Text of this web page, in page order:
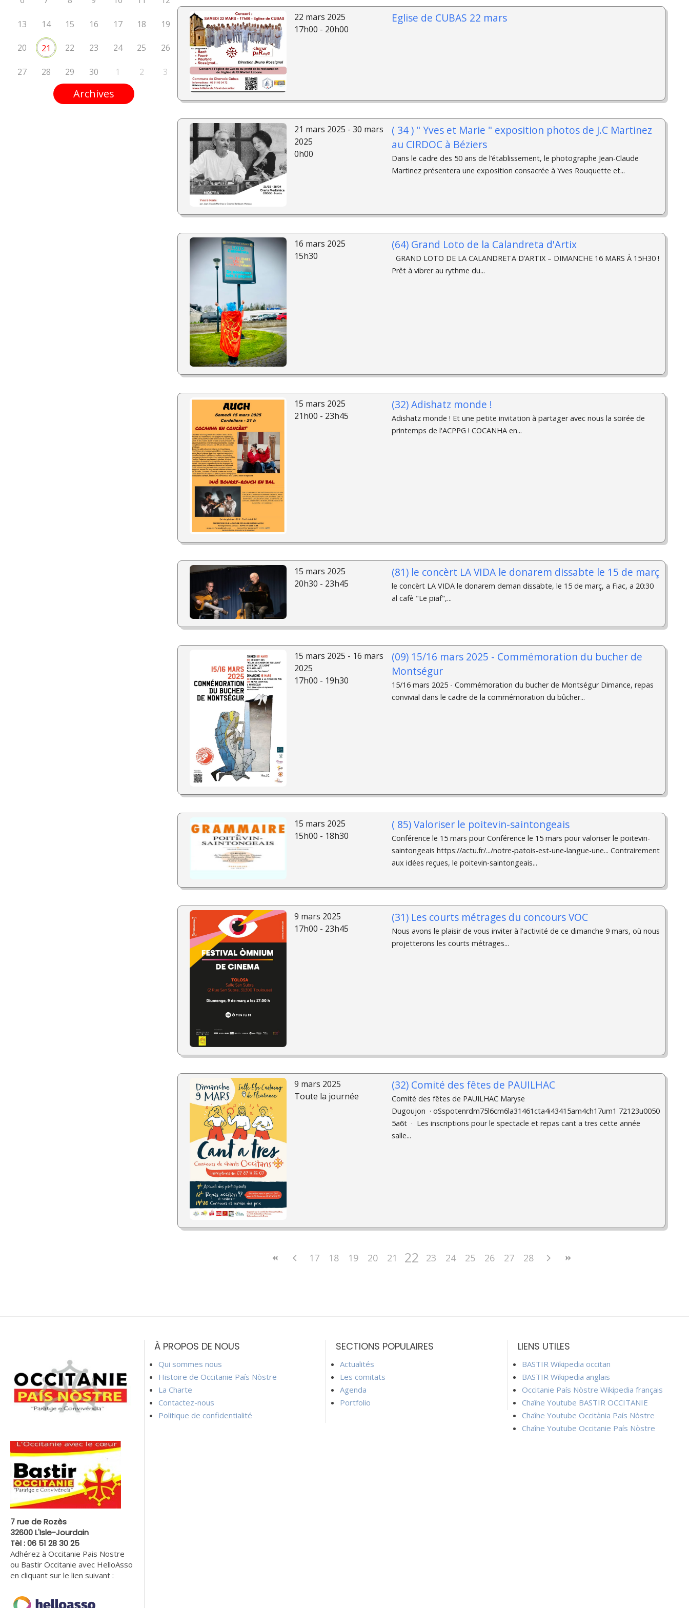
13 14 15 16 17 18 19
20 21 22 23 24 25 26
27 28 29 30 1 2 3
Archives
22 mars 2025
17h00 - 20h00
Eglise de CUBAS 22 mars
21 mars 2025 - 30 mars
2025
0h00
( 34 ) " Yves et Marie " exposition photos de J.C Martinez
au CIRDOC à Béziers
Dans le cadre des 50 ans de l’établissement, le photographe Jean-Claude
Martinez présentera une exposition consacrée à Yves Rouquette et...
16 mars 2025
15h30
(64) Grand Loto de la Calandreta d'Artix
GRAND LOTO DE LA CALANDRETA D’ARTIX – DIMANCHE 16 MARS À 15H30 !
Prêt à vibrer au rythme du...
15 mars 2025
21h00 - 23h45
(32) Adishatz monde !
Adishatz monde ! Et une petite invitation à partager avec nous la soirée de
printemps de l'ACPPG ! COCANHA en...
15 mars 2025
20h30 - 23h45
(81) le concèrt LA VIDA le donarem dissabte le 15 de març
le concèrt LA VIDA le donarem deman dissabte, le 15 de març, a Fiac, a 20:30
al cafè "Le piaf",...
15 mars 2025 - 16 mars
2025
17h00 - 19h30
(09) 15/16 mars 2025 - Commémoration du bucher de
Montségur
15/16 mars 2025 - Commémoration du bucher de Montségur Dimance, repas
convivial dans le cadre de la commémoration du bûcher...
15 mars 2025
15h00 - 18h30
( 85) Valoriser le poitevin-saintongeais
Conférence le 15 mars pour Conférence le 15 mars pour valoriser le poitevin-
saintongeais https://actu.fr/.../notre-patois-est-une-langue-une... Contrairement
aux idées reçues, le poitevin-saintongeais...
9 mars 2025
17h00 - 23h45
(31) Les courts métrages du concours VOC
Nous avons le plaisir de vous inviter à l'activité de ce dimanche 9 mars, où nous
projetterons les courts métrages...
9 mars 2025
Toute la journée
(32) Comité des fêtes de PAUILHAC
Comité des fêtes de PAUILHAC Maryse
Dugoujon · oSspotenrdm75l6cm6la31461cta4i43415am4ch17um1 72123u0050
5a6t · Les inscriptions pour le spectacle et repas cant a tres cette année
salle...
17 18 19 20 21 22 23 24 25 26 27 28
7 rue de Rozès
32600 L'Isle-Jourdain
Tèl : 06 51 28 30 25
Adhérez à Occitanie Pais Nostre
ou Bastir Occitanie avec HelloAsso
en cliquant sur le lien suivant :
À PROPOS DE NOUS
Qui sommes nous
Histoire de Occitanie País Nòstre
La Charte
Contactez-nous
Politique de confidentialité
SECTIONS POPULAIRES
Actualités
Les comitats
Agenda
Portfolio
LIENS UTILES
BASTIR Wikipedia occitan
BASTIR Wikipedia anglais
Occitanie País Nòstre Wikipedia français
Chaîne Youtube BASTIR OCCITANIE
Chaîne Youtube Occitània País Nòstre
Chaîne Youtube Occitanie País Nòstre